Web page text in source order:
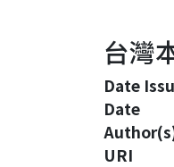
台灣
Date
Date
URI